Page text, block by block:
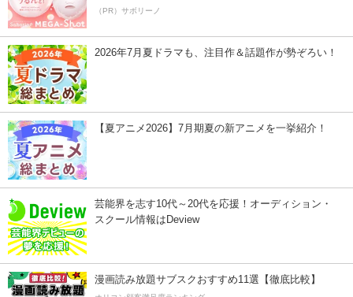
（PR）サボリーノ
2026年7月夏ドラマも、注目作＆話題作が勢ぞろい！
【夏アニメ2026】7月期夏の新アニメを一挙紹介！
芸能界を志す10代～20代を応援！オーディション・
スクール情報はDeview
漫画読み放題サブスクおすすめ11選【徹底比較】